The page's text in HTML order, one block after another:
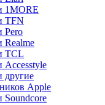
1MORE
TFN
Pero
Realme
TCL
Accesstyle
другие
Apple
Soundcore